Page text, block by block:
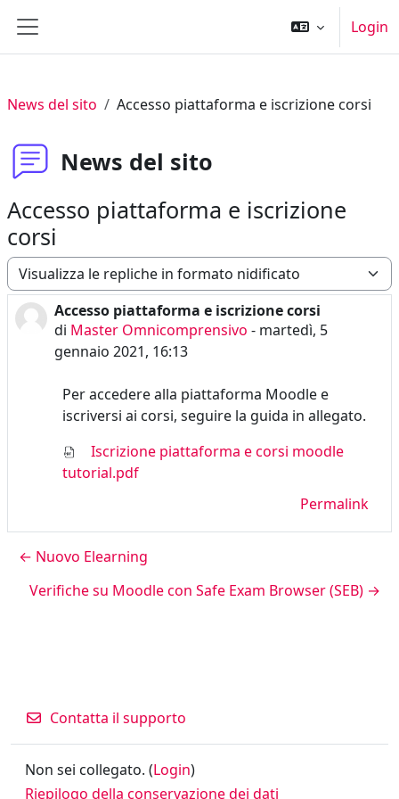
Pannello laterale
Login
News del sito Accesso piattaforma e iscrizione corsi
News del sito
Accesso piattaforma e iscrizione
corsi
Modalità visualizzazione
Accesso piattaforma e iscrizione corsi
di Master Omnicomprensivo - martedì, 5
gennaio 2021, 16:13
Numero di risposte: 0
Per accedere alla piattaforma Moodle e
iscriversi ai corsi, seguire la guida in allegato.
Iscrizione piattaforma e corsi moodle
tutorial.pdf
Permalink
← Nuovo Elearning
Verifiche su Moodle con Safe Exam Browser (SEB) →
Contatta il supporto
Non sei collegato. (Login)
Riepilogo della conservazione dei dati